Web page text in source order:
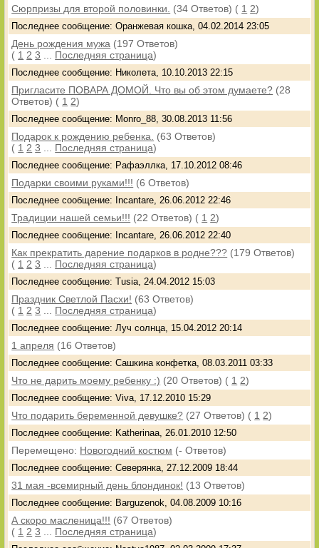
Сюрпризы для второй половинки. (34 Ответов) ( 1 2)
Последнее сообщение: Оранжевая кошка, 04.02.2014 23:05
День рождения мужа (197 Ответов)
( 1 2 3 Последняя страница)
Последнее сообщение: Николета, 10.10.2013 22:15
Пригласите ПОВАРА ДОМОЙ. Что вы об этом думаете? (28
Ответов) ( 1 2)
Последнее сообщение: Monro_88, 30.08.2013 11:56
Подарок к рождению ребенка.
(63 Ответов)
( 1 2 3 Последняя страница)
Последнее сообщение: Рафаэллка, 17.10.2012 08:46
Подарки своими руками!!! (6 Ответов)
Последнее сообщение: Incantare, 26.06.2012 22:46
Традиции нашей семьи!!! (22 Ответов) ( 1 2)
Последнее сообщение: Incantare, 26.06.2012 22:40
Как прекратить дарение подарков в родне??? (179 Ответов)
( 1 2 3 Последняя страница)
Последнее сообщение: Tusia, 24.04.2012 15:03
Праздник Светлой Пасхи! (63 Ответов)
( 1 2 3 Последняя страница)
Последнее сообщение: Луч солнца, 15.04.2012 20:14
1 апреля (16 Ответов)
Последнее сообщение: Сашкина конфетка, 08.03.2011 03:33
Что не дарить моему ребенку :) (20 Ответов) ( 1 2)
Последнее сообщение: Viva, 17.12.2010 15:29
Что подарить беременной девушке? (27 Ответов) ( 1 2)
Последнее сообщение: Katherinaa, 26.01.2010 12:50
Перемещено: Новогодний костюм (- Ответов)
Последнее сообщение: Северянка, 27.12.2009 18:44
31 мая -всемирный день блондинок! (13 Ответов)
Последнее сообщение: Barguzenok, 04.08.2009 10:16
А скоро масленица!!! (67 Ответов)
( 1 2 3 Последняя страница)